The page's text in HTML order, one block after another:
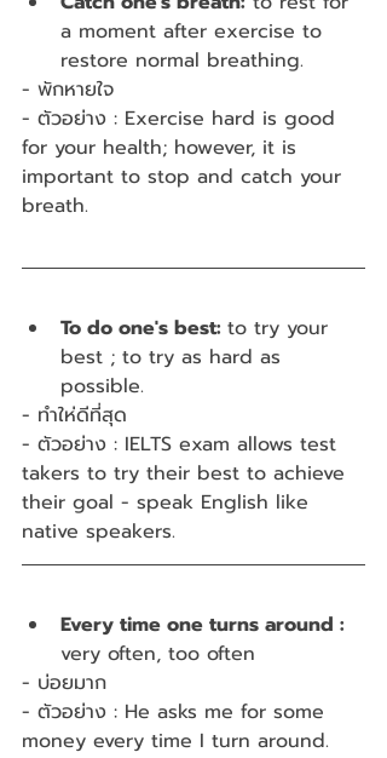
a moment after exercise to
restore normal breathing.
- พักหายใจ
- ตัวอย่าง : Exercise hard is good
for your health; however, it is
important to stop and catch your
breath.
To do one's best: to try your
best ; to try as hard as
possible.
- ทำให่ดีที่สุด
- ตัวอย่าง : IELTS exam allows test
takers to try their best to achieve
their goal - speak English like
native speakers.
Every time one turns around :
very often, too often
- บ่อยมาก
- ตัวอย่าง : He asks me for some
money every time I turn around.